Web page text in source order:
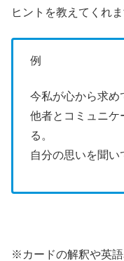
ヒントを教えてくれま
例
今私が心から求
他者とコミュニケ
る。
自分の思いを聞
※カードの解釈や英語